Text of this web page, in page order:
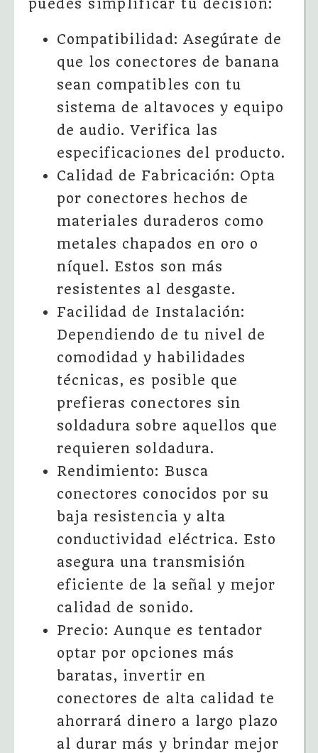
puedes simplificar tu decisión:
Compatibilidad: Asegúrate de
que los conectores de banana
sean compatibles con tu
sistema de altavoces y equipo
de audio. Verifica las
especificaciones del producto.
Calidad de Fabricación: Opta
por conectores hechos de
materiales duraderos como
metales chapados en oro o
níquel. Estos son más
resistentes al desgaste.
Facilidad de Instalación:
Dependiendo de tu nivel de
comodidad y habilidades
técnicas, es posible que
prefieras conectores sin
soldadura sobre aquellos que
requieren soldadura.
Rendimiento: Busca
conectores conocidos por su
baja resistencia y alta
conductividad eléctrica. Esto
asegura una transmisión
eficiente de la señal y mejor
calidad de sonido.
Precio: Aunque es tentador
optar por opciones más
baratas, invertir en
conectores de alta calidad te
ahorrará dinero a largo plazo
al durar más y brindar mejor